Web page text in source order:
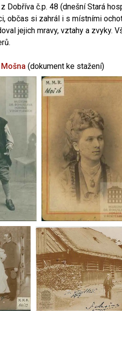
Dobříva č.p. 48 (dnešní Stará
občas si zahrál i s místními
jejich mravy, vztahy a zvyky.
(dokument ke stažení)